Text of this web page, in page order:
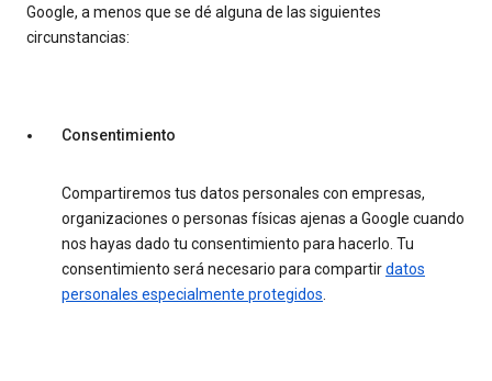
Google, a menos que se dé alguna de las siguientes
circunstancias:
Consentimiento
Compartiremos tus datos personales con empresas,
organizaciones o personas físicas ajenas a Google cuando
nos hayas dado tu consentimiento para hacerlo. Tu
consentimiento será necesario para compartirdatos
personales especialmente protegidos.